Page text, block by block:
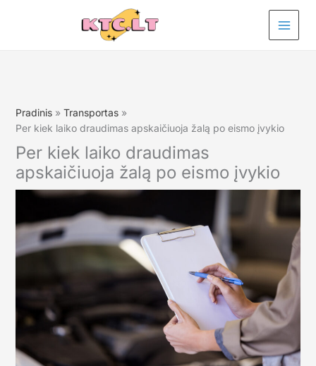
Pradinis
Transportas
Per kiek laiko draudimas apskaičiuoja žalą po eismo įvykio
Per kiek laiko draudimas
apskaičiuoja žalą po eismo įvykio